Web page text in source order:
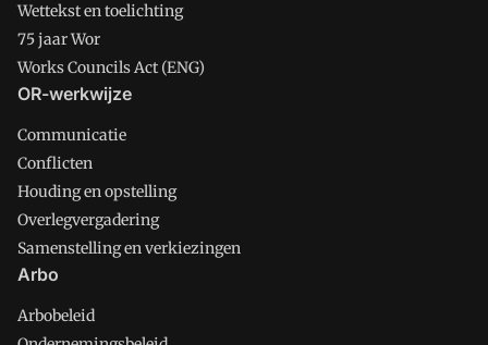
Wettekst en toelichting
75 jaar Wor
Works Councils Act (ENG)
OR-werkwijze
Communicatie
Conflicten
Houding en opstelling
Overlegvergadering
Samenstelling en verkiezingen
Arbo
Arbobeleid